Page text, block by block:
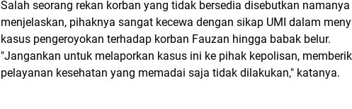
Salah seorang rekan korban yang tidak bersedia disebutkan namanya
menjelaskan, pihaknya sangat kecewa dengan sikap UMI dalam
kasus pengeroyokan terhadap korban Fauzan hingga babak belur.
"Jangankan untuk melaporkan kasus ini ke pihak kepolisan,
pelayanan kesehatan yang memadai saja tidak dilakukan," katanya.